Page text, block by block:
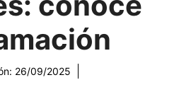
26/09/2025